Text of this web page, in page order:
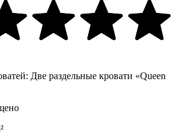
Две раздельные кровати «Queen